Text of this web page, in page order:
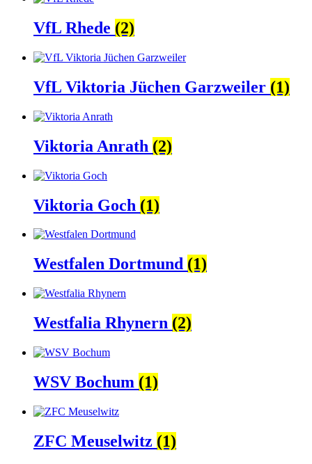
VfL Rhede (2)
VfL Viktoria Jüchen Garzweiler (1)
Viktoria Anrath (2)
Viktoria Goch (1)
Westfalen Dortmund (1)
Westfalia Rhynern (2)
WSV Bochum (1)
ZFC Meuselwitz (1)